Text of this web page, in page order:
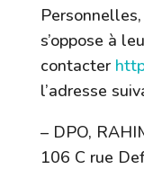
s’oppose à
contacter
l’adresse
– DPO,
106 C rue